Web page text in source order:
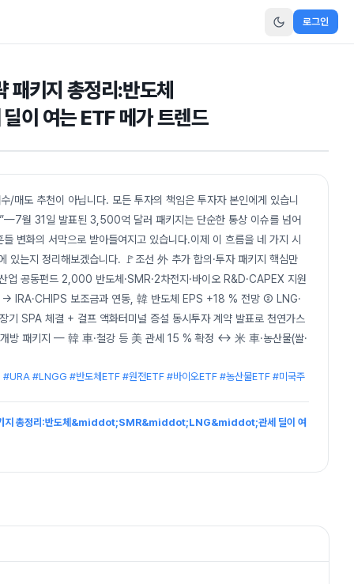
로그인
키지 총정리:반도체
여는 ETF 메가 트렌드
/매도 추천이 아닙니다. 모든 투자의 책임은 투자자 본인에게 있습니
월 31일 발표된 3,500억 달러 패키지는 단순한 통상 이슈를 넘어
변화의 서막으로 받아들여지고 있습니다.이제 이 흐름을 네 가지 시
있는지 정리해보겠습니다. 🚩조선 外 추가 합의·투자 패키지 핵심만
공동펀드 2,000 반도체·SMR·2차전지·바이오 R&D·CAPEX 지원
IRA·CHIPS 보조금과 연동, 韓 반도체 EPS +18 % 전망 ② LNG·
SPA 체결 + 걸프 액화터미널 증설 동시투자 계약 발표로 천연가스
개방 패키지 — 韓 車·철강 등 美 관세 15 % 확정 ↔ 米 車·농산물(쌀·
#LNGG #반도체ETF #원전ETF #바이오ETF #농산물ETF #미국주
지 총정리:반도체&middot;SMR&middot;LNG&middot;관세 딜이 여